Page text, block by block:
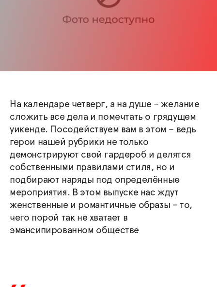
На календаре четверг, а на душе – желание
сложить все дела и помечтать о грядущем
уикенде. Посодействуем вам в этом – ведь
герои нашей рубрики не только
демонстрируют свой гардероб и делятся
собственными правилами стиля, но и
подбирают наряды под определённые
мероприятия. В этом выпуске нас ждут
женственные и романтичные образы – то,
чего порой так не хватает в
эмансипированном обществе